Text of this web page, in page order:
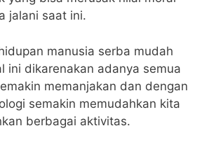
jalani saat ini.
manusia serba mudah
ini dikarenakan adanya semua
memanjakan dan dengan
semakin memudahkan kita
berbagai aktivitas.